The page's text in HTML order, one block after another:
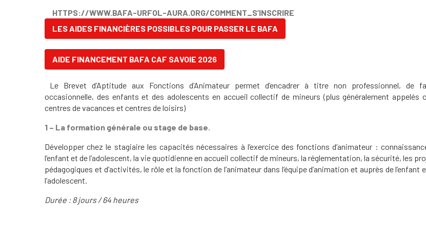
HTTPS://WWW.BAFA-URFOL-AURA.ORG/COMMENT_S’INSCRIRE
LES AIDES FINANCIÈRES POSSIBLES POUR PASSER LE BAFA
AIDE FINANCEMENT BAFA CAF SAVOIE 2026
Le Brevet d’Aptitude aux Fonctions d’Animateur permet d’encadrer à titre non professionnel, de
occasionnelle, des enfants et des adolescents en accueil collectif de mineurs (plus généralement appelés
centres de vacances et centres de loisirs)
1 – La formation générale ou stage de base.
Développer chez le stagiaire les capacités nécessaires à l’exercice des fonctions d’animateur :
l’enfant et de l’adolescent, la vie quotidienne en accueil collectif de mineurs, la réglementation, la sécurité, les
pédagogiques et d’activités, le rôle et la fonction de l’animateur dans l’équipe d’animation et auprès de l’enfant
l’adolescent.
Durée : 8 jours / 64 heures